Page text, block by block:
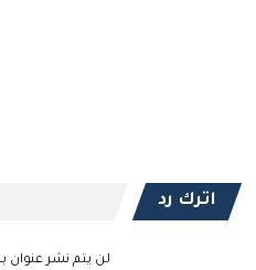
اترك رد
لن يتم نشر عنوان